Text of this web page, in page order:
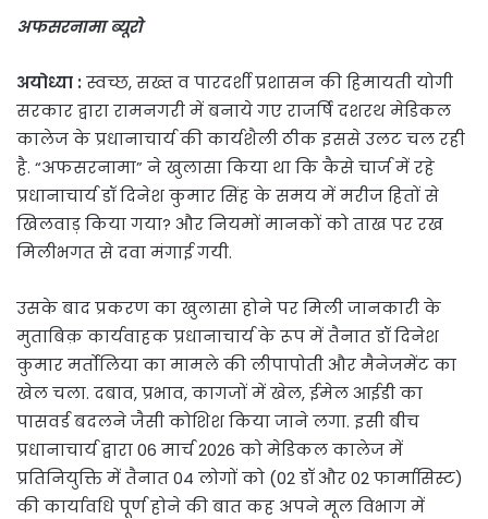
अफसरनामा ब्यूरो
अयोध्या : स्वच्छ, सख्त व पारदर्शी प्रशासन की हिमायती योगी
सरकार द्वारा रामनगरी में बनाये गए राजर्षि दशरथ मेडिकल
कालेज के प्रधानाचार्य की कार्यशैली ठीक इससे उलट चल रही
है. “अफसरनामा” ने खुलासा किया था कि कैसे चार्ज में रहे
प्रधानाचार्य डॉ दिनेश कुमार सिंह के समय में मरीज हितों से
खिलवाड़ किया गया? और नियमों मानकों को ताख पर रख
मिलीभगत से दवा मंगाई गयी.
उसके बाद प्रकरण का खुलासा होने पर मिली जानकारी के
मुताबिक़ कार्यवाहक प्रधानाचार्य के रूप में तैनात डॉ दिनेश
कुमार मर्तोलिया का मामले की लीपापोती और मैनेजमेंट का
खेल चला. दबाव, प्रभाव, कागजों में खेल, ईमेल आईडी का
पासवर्ड बदलने जैसी कोशिश किया जाने लगा. इसी बीच
प्रधानाचार्य द्वारा 06 मार्च 2026 को मेडिकल कालेज में
प्रतिनियुक्ति में तैनात 04 लोगों को (02 डॉ और 02 फार्मासिस्ट)
की कार्यावधि पूर्ण होने की बात कह अपने मूल विभाग में